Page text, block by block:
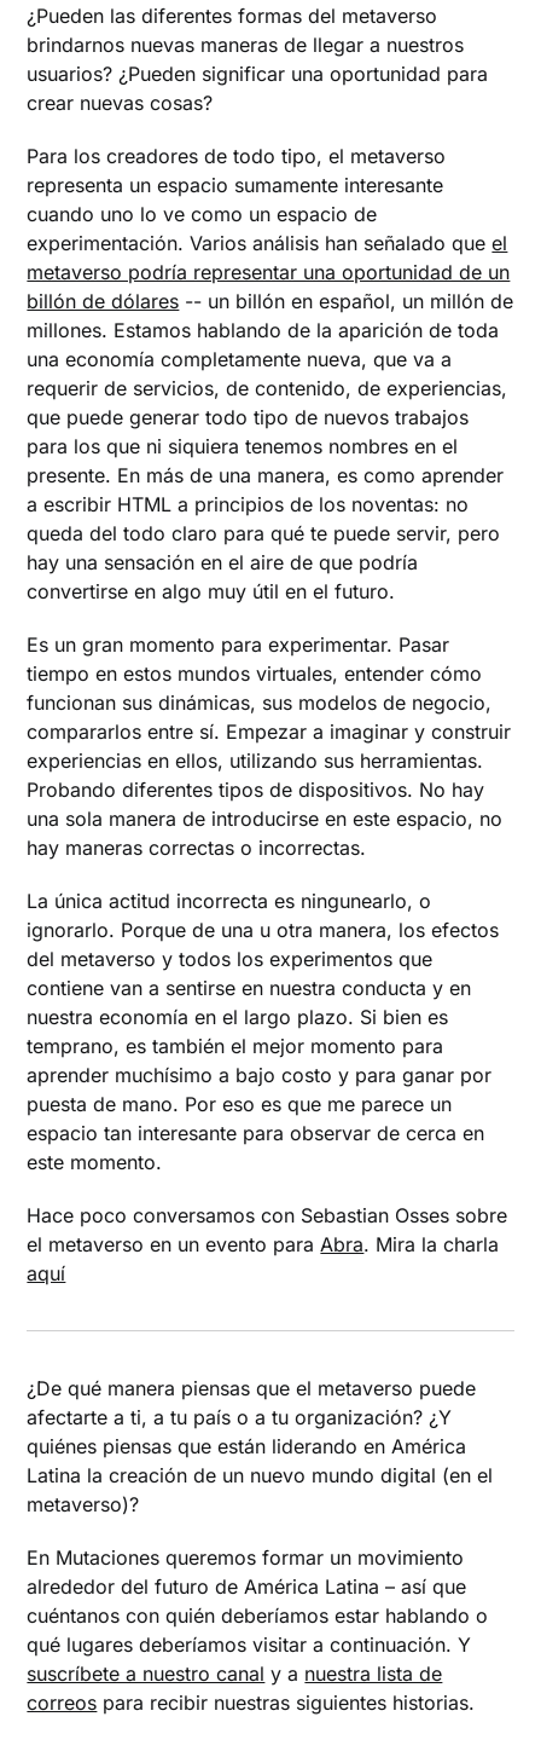
¿Pueden las diferentes formas del metaverso
brindarnos nuevas maneras de llegar a nuestros
usuarios? ¿Pueden significar una oportunidad para
crear nuevas cosas?
Para los creadores de todo tipo, el metaverso
representa un espacio sumamente interesante
cuando uno lo ve como un espacio de
experimentación. Varios análisis han señalado queel
metaverso podría representar una oportunidad de un
billón de dólares -- un billón en español, un millón de
millones. Estamos hablando de la aparición de toda
una economía completamente nueva, que va a
requerir de servicios, de contenido, de experiencias,
que puede generar todo tipo de nuevos trabajos
para los que ni siquiera tenemos nombres en el
presente. En más de una manera, es como aprender
a escribir HTML a principios de los noventas: no
queda del todo claro para qué te puede servir, pero
hay una sensación en el aire de que podría
convertirse en algo muy útil en el futuro.
Es un gran momento para experimentar. Pasar
tiempo en estos mundos virtuales, entender cómo
funcionan sus dinámicas, sus modelos de negocio,
compararlos entre sí. Empezar a imaginar y construir
experiencias en ellos, utilizando sus herramientas.
Probando diferentes tipos de dispositivos. No hay
una sola manera de introducirse en este espacio, no
hay maneras correctas o incorrectas.
La única actitud incorrecta es ningunearlo, o
ignorarlo. Porque de una u otra manera, los efectos
del metaverso y todos los experimentos que
contiene van a sentirse en nuestra conducta y en
nuestra economía en el largo plazo. Si bien es
temprano, es también el mejor momento para
aprender muchísimo a bajo costo y para ganar por
puesta de mano. Por eso es que me parece un
espacio tan interesante para observar de cerca en
este momento.
Hace poco conversamos con Sebastian Osses sobre
el metaverso en un evento para Abra. Mira la charla
aquí
¿De qué manera piensas que el metaverso puede
afectarte a ti, a tu país o a tu organización? ¿Y
quiénes piensas que están liderando en América
Latina la creación de un nuevo mundo digital (en el
metaverso)?
En Mutaciones queremos formar un movimiento
alrededor del futuro de América Latina – así que
cuéntanos con quién deberíamos estar hablando o
qué lugares deberíamos visitar a continuación. Y
suscríbete a nuestro canal y a nuestra lista de
correos para recibir nuestras siguientes historias.